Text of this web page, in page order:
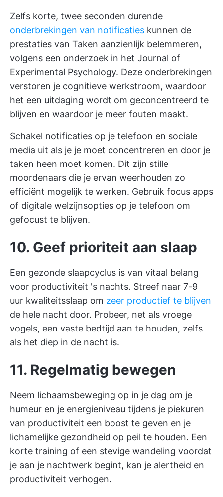
Zelfs korte, twee seconden durende
onderbrekingen van notificaties kunnen de
prestaties van Taken aanzienlijk belemmeren,
volgens een onderzoek in het Journal of
Experimental Psychology. Deze onderbrekingen
verstoren je cognitieve werkstroom, waardoor
het een uitdaging wordt om geconcentreerd te
blijven en waardoor je meer fouten maakt.
Schakel notificaties op je telefoon en sociale
media uit als je je moet concentreren en door je
taken heen moet komen. Dit zijn stille
moordenaars die je ervan weerhouden zo
efficiënt mogelijk te werken. Gebruik focus apps
of digitale welzijnsopties op je telefoon om
gefocust te blijven.
10. Geef prioriteit aan slaap
Een gezonde slaapcyclus is van vitaal belang
voor productiviteit 's nachts. Streef naar 7-9
uur kwaliteitsslaap om zeer productief te blijven
de hele nacht door. Probeer, net als vroege
vogels, een vaste bedtijd aan te houden, zelfs
als het diep in de nacht is.
11. Regelmatig bewegen
Neem lichaamsbeweging op in je dag om je
humeur en je energieniveau tijdens je piekuren
van productiviteit een boost te geven en je
lichamelijke gezondheid op peil te houden. Een
korte training of een stevige wandeling voordat
je aan je nachtwerk begint, kan je alertheid en
productiviteit verhogen.